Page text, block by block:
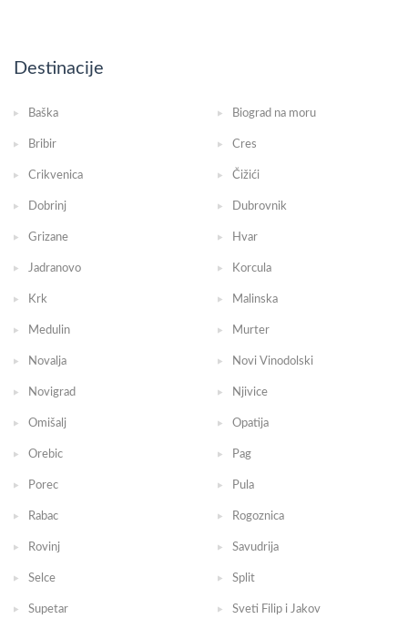
Destinacije
Baška Biograd na moru
Bribir Cres
Crikvenica Čižići
Dobrinj Dubrovnik
Grizane Hvar
Jadranovo Korcula
Krk Malinska
Medulin Murter
Novalja Novi Vinodolski
Novigrad Njivice
Omišalj Opatija
Orebic Pag
Porec Pula
Rabac Rogoznica
Rovinj Savudrija
Selce Split
Supetar Sveti Filip i Jakov